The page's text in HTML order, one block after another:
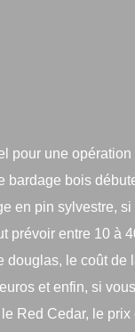
pour une opération
bardage bois
en pin sylvestre, si
prévoir entre 10 à
douglas, le coût de
et enfin, si
Red Cedar, le prix